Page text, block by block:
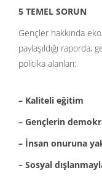
5 TEMEL SORUN
Gençler hakkında
paylaşıldığı
politika alanları;
– Kaliteli eğitim
– Gençlerin
– İnsan onuruna
– Sosyal